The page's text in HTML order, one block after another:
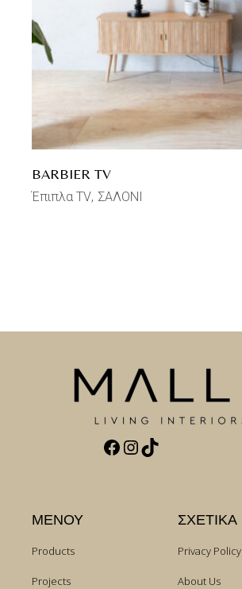
BARBIER TV
Έπιπλα TV ΣΑΛΟΝΙ
Facebook
Instagram
TikTok
ΜΕΝΟΥ
Products
Projects
ΣΧΕΤΙΚΑ
Privacy Policy
About Us